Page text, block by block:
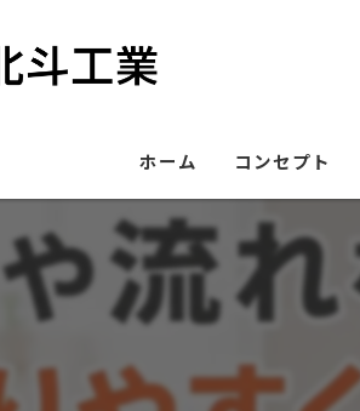
ホーム コンセプト